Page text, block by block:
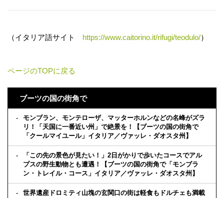
（イタリア語サイト https://www.caitorino.it/rifugi/teodulo/）
ページのTOPに戻る
ブーツの国の街角で
モンブラン、モンテローザ、マッターホルンなどの名峰がズラ
リ！「天国に一番近い州」で絶景を！【ブーツの国の街角で
「クールマイユール」イタリア／ヴァッレ・ダオスタ州】
「この先の景色が見たい！」2日がかりで歩いたコースでアル
プスの野生動物とも遭遇！【ブーツの国の街角で「モンブラ
ン・トレイル・コース」イタリア／ヴァッレ・ダオスタ州】
世界遺産ドロミティ山塊の玄関口の街は軽食もドルチェも満載